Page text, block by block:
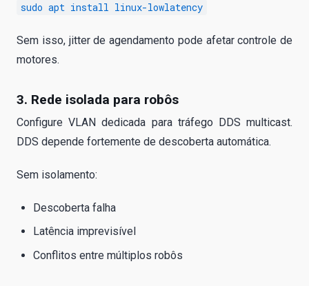
sudo apt install linux-lowlatency
Sem isso, jitter de agendamento pode afetar controle de
motores.
3. Rede isolada para robôs
Configure VLAN dedicada para tráfego DDS multicast.
DDS depende fortemente de descoberta automática.
Sem isolamento:
Descoberta falha
Latência imprevisível
Conflitos entre múltiplos robôs